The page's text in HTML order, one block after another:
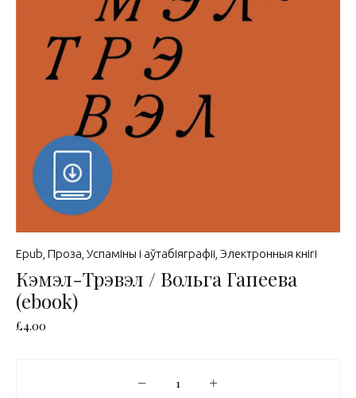
Epub Проза Успаміны і аўтабіяграфіі Электронныя кнігі
Кэмэл-Трэвэл / Вольга Гапеева
(ebook)
£4.00
Кэмэл-Трэвэл / Вольга Гапеева